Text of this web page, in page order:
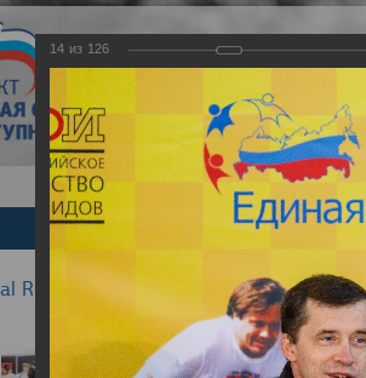
Версия для
Команда Новости
Rezept-Sport Wheelchair Half
14 из 126